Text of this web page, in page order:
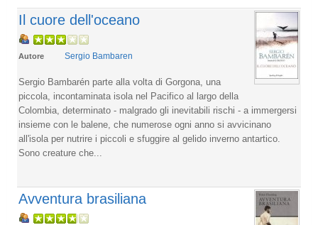
Il cuore dell'oceano
Autore Sergio Bambaren
Sergio Bambarén parte alla volta di Gorgona, una
piccola, incontaminata isola nel Pacifico al largo della
Colombia, determinato - malgrado gli inevitabili rischi - a immergersi
insieme con le balene, che numerose ogni anno si avvicinano
all'isola per nutrire i piccoli e sfuggire al gelido inverno antartico.
Sono creature che...
Avventura brasiliana